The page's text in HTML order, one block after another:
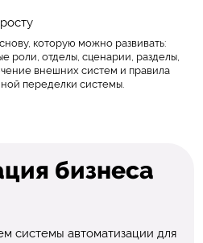
которую можно развивать:
роли, отделы, сценарии, разделы,
внешних систем и правила
переделки системы.
бизнеса
системы автоматизации для